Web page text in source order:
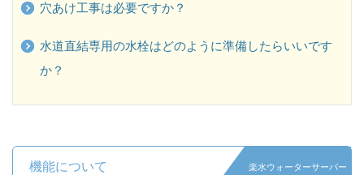
穴あけ工事は必要ですか？
水道直結専用の水栓はどのように準備したらいいです
か？
機能について 楽水ウォーターサーバー